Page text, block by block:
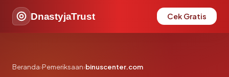
DnastyjaTrust Cek Gratis
Beranda›Pemeriksaan›binuscenter.com